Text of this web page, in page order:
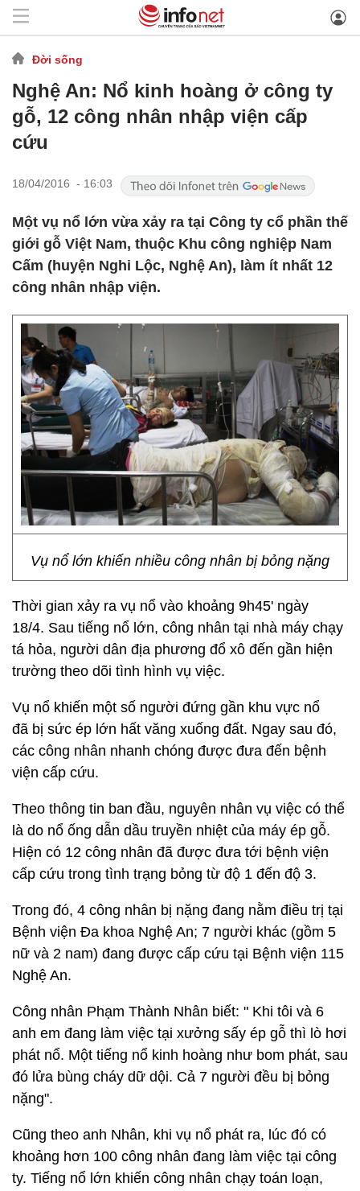
Đời sống
Nghệ An: Nổ kinh hoàng ở công ty
gỗ, 12 công nhân nhập viện cấp
cứu
18/04/2016 - 16:03
Một vụ nổ lớn vừa xảy ra tại Công ty cổ phần thế
giới gỗ Việt Nam, thuộc Khu công nghiệp Nam
Cấm (huyện Nghi Lộc, Nghệ An), làm ít nhất 12
công nhân nhập viện.
Vụ nổ lớn khiến nhiều công nhân bị bỏng nặng
Thời gian xảy ra vụ nổ vào khoảng 9h45' ngày
18/4. Sau tiếng nổ lớn, công nhân tại nhà máy chạy
tá hỏa, người dân địa phương đổ xô đến gần hiện
trường theo dõi tình hình vụ việc.
Vụ nổ khiến một số người đứng gần khu vực nổ
đã bị sức ép lớn hất văng xuống đất. Ngay sau đó,
các công nhân nhanh chóng được đưa đến bệnh
viện cấp cứu.
Theo thông tin ban đầu, nguyên nhân vụ việc có thể
là do nổ ống dẫn dầu truyền nhiệt của máy ép gỗ.
Hiện có 12 công nhân đã được đưa tới bệnh viện
cấp cứu trong tình trạng bỏng từ độ 1 đến độ 3.
Trong đó, 4 công nhân bị nặng đang nằm điều trị tại
Bệnh viện Đa khoa Nghệ An; 7 người khác (gồm 5
nữ và 2 nam) đang được cấp cứu tại Bệnh viện 115
Nghệ An.
Công nhân Phạm Thành Nhân biết: " Khi tôi và 6
anh em đang làm việc tại xưởng sấy ép gỗ thì lò hơi
phát nổ. Một tiếng nổ kinh hoàng như bom phát, sau
đó lửa bùng cháy dữ dội. Cả 7 người đều bị bỏng
nặng".
Cũng theo anh Nhân, khi vụ nổ phát ra, lúc đó có
khoảng hơn 100 công nhân đang làm việc tại công
ty. Tiếng nổ lớn khiến công nhân chạy toán loạn,